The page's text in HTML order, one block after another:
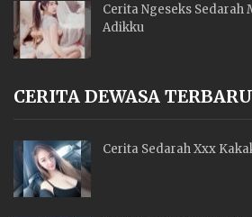
Cerita Ngeseks
Adikku
CERITA DEWASA TERBARU
Cerita Sedarah Xxx